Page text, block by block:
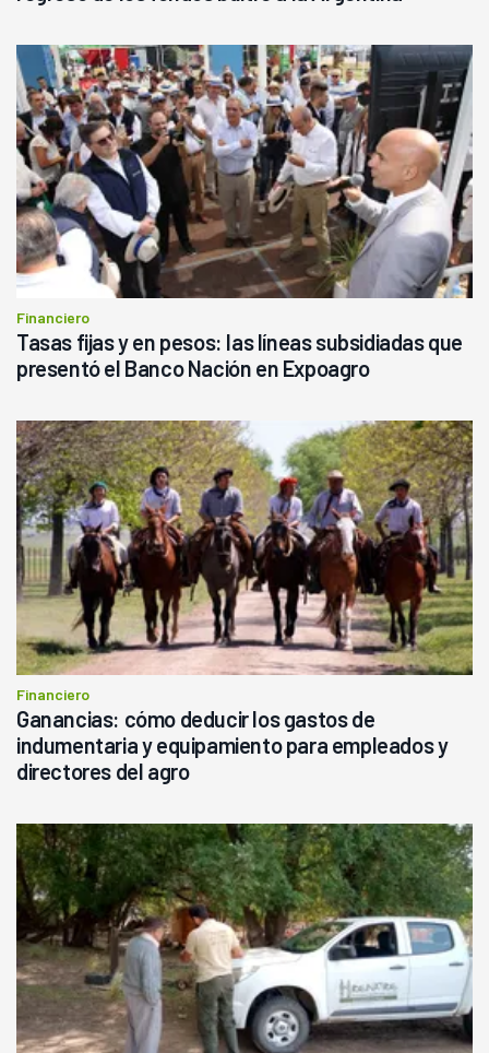
Financiero
Tasas fijas y en pesos: las líneas subsidiadas que
presentó el Banco Nación en Expoagro
Financiero
Ganancias: cómo deducir los gastos de
indumentaria y equipamiento para empleados y
directores del agro